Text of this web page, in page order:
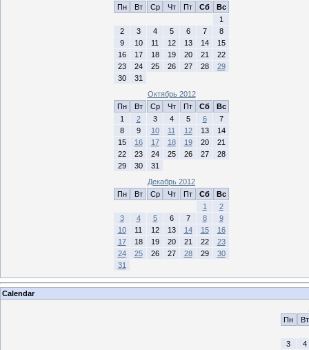
Пн
Вт Ср Чт Пт Сб
Вс
1
2
3 4 5 6 7
8
9
10 11 12 13 14
15
16
17 18 19 20 21
22
23
24 25 26 27 28
29
30
31
Октябрь 2012
Пн
Вт Ср Чт Пт Сб
Вс
1
2 3 4 5 6
7
8
9 10 11 12 13
14
15
16 17 18 19 20
21
22
23 24 25 26 27
28
29
30
31
Декабрь 2012
Пн
Вт Ср Чт Пт Сб
Вс
1
2
3
4 5 6 7 8
9
10
11 12 13 14 15
16
17
18 19 20 21 22
23
24
25 26 27 28 29
30
31
Calendar
Пн
Вт
3
4